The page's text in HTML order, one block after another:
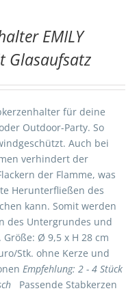
EMILY
Glasaufsatz
für deine
Outdoor-Party. So
Auch bei
verhindert der
der Flamme, was
Herunterfließen des
kann. Somit werden
des Untergrundes und
Ø 9,5 x H 28 cm
Stk. ohne Kerze und
Empfehlung: 2 - 4 Stück
Passende Stabkerzen